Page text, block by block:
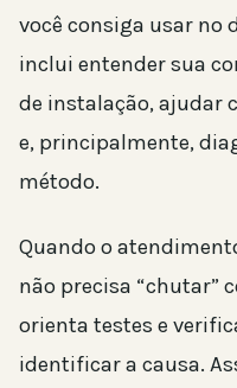
você consiga usar no
inclui entender sua
de instalação, ajudar
e, principalmente,
método.
Quando o
não precisa “chutar”
orienta testes e
identificar a causa.